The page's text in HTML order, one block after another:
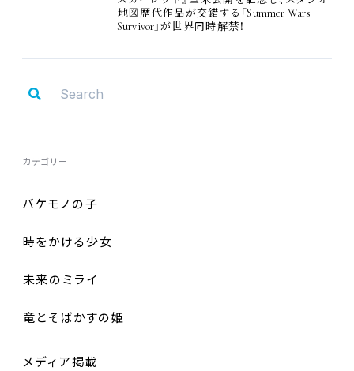
地図歴代作品が交錯する「Summer Wars
Survivor 」が世界同時解禁！
カテゴリー
バケモノの子
時をかける少女
未来のミライ
竜 とそばかすの姫
メディア掲載